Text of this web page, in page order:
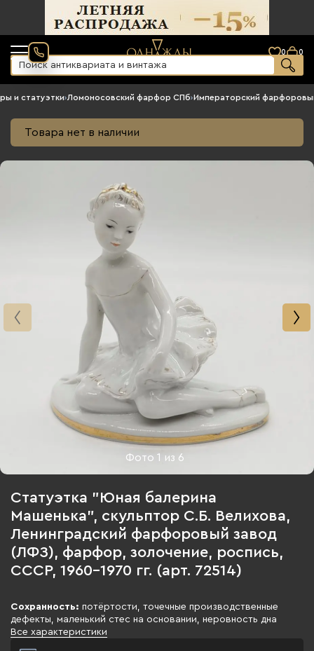
0 0
и статуэтки›Ломоносовский фарфор СПб›Императорский
Товара нет в наличии
Фото1 из 6
Статуэтка "Юная балерина
Машенька", скульптор С.Б. Велихова,
Ленинградский фарфоровый завод
(ЛФЗ), фарфор, золочение, роспись,
СССР, 1960-1970 гг. (арт. 72514)
Сохранность: потёртости, точечные производственные
дефекты, маленький стес на основании, неровность дна
Все характеристики